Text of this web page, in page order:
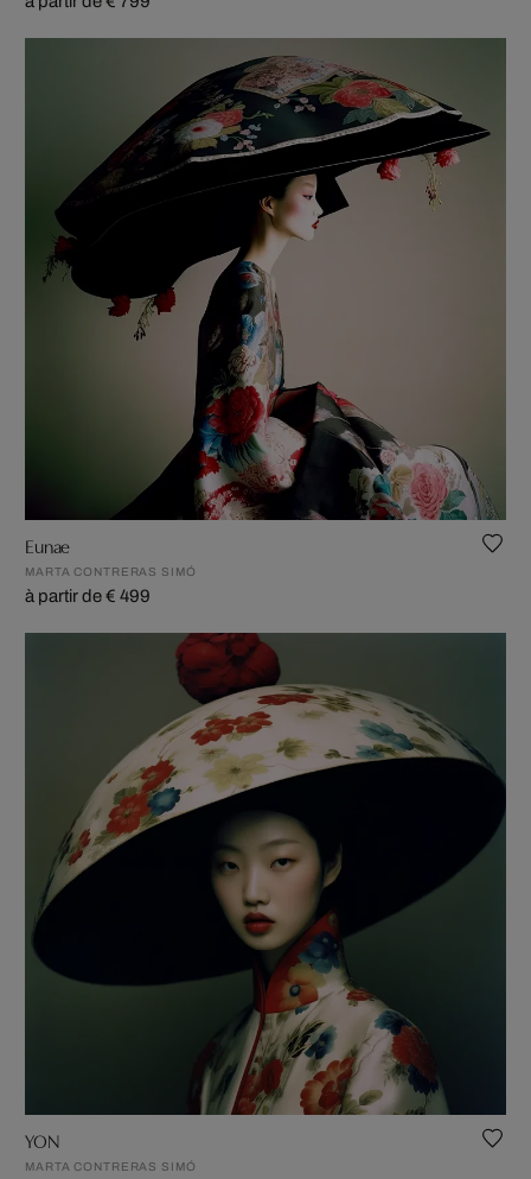
Eunae
MARTA CONTRERAS SIMÓ
à partir de € 499
YON
MARTA CONTRERAS SIMÓ